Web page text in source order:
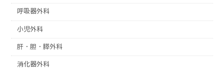
呼吸器外科
小児外科
肝・胆・膵外科
消化器外科